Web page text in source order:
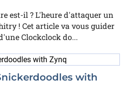
est-il ? L'heure d'attaquer un
! Cet article va vous guider
Clockclock do...
with